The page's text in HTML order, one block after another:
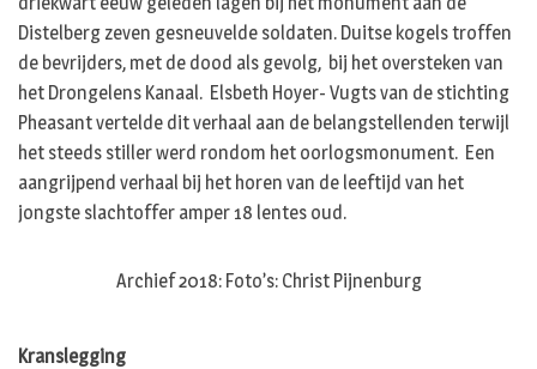
Distelberg zeven gesneuvelde soldaten. Duitse kogels troffen
de bevrijders, met de dood als gevolg, bij het oversteken van
het Drongelens Kanaal. Elsbeth Hoyer- Vugts van de stichting
Pheasant vertelde dit verhaal aan de belangstellenden terwijl
het steeds stiller werd rondom het oorlogsmonument. Een
aangrijpend verhaal bij het horen van de leeftijd van het
jongste slachtoffer amper 18 lentes oud.
Archief 2018: Foto’s: Christ Pijnenburg
Kranslegging